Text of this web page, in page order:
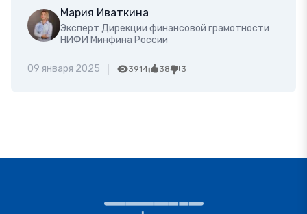
Мария Иваткина
Эксперт Дирекции финансовой грамотности
НИФИ Минфина России
09 января 2025 3914 38 3